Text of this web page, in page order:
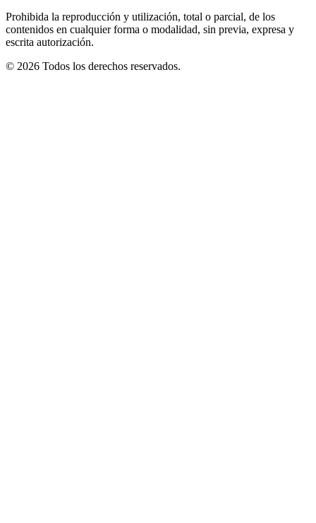
Prohibida la reproducción y utilización, total o parcial, de los
contenidos en cualquier forma o modalidad, sin previa, expresa y
escrita autorización.
© 2026 Todos los derechos reservados.